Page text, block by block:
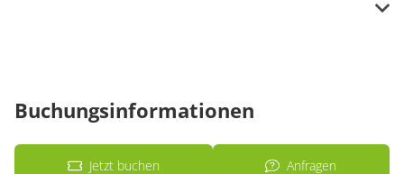
Buchungsinformationen
Jetzt buchen Anfragen